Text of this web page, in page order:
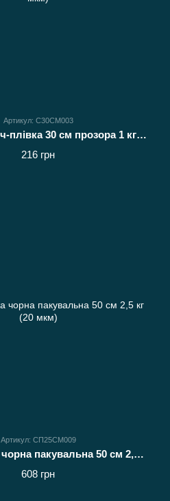
Артикул: С30СМ003
Харчова стрейч-плівка 30 см прозора 1 кг (12 мкм)
216 грн
Артикул: СП25СМ009
Стрейч плівка чорна пакувальна 50 см 2,5 кг (20 мкм)
608 грн